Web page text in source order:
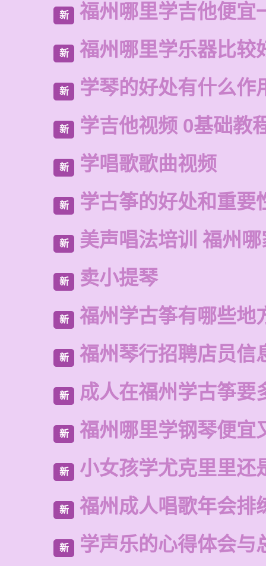
新 福州哪里学吉他便宜
新 福州哪里学乐器比较
新 学琴的好处有什么作
新 学吉他视频 0基础教
新 学唱歌歌曲视频
新 学古筝的好处和重要
新 美声唱法培训 福州
新 卖小提琴
新 福州学古筝有哪些地
新 福州琴行招聘店员信
新 成人在福州学古筝要
新 福州哪里学钢琴便宜
新 小女孩学尤克里里还
新 福州成人唱歌年会排
新 学声乐的心得体会与